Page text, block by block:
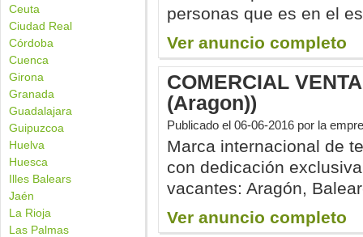
Ceuta
Ciudad Real
Córdoba
Cuenca
Girona
Granada
Guadalajara
Guipuzcoa
Huelva
Huesca
Illes Balears
Jaén
La Rioja
Las Palmas
personas que es en el
Ver anuncio completo
COMERCIAL
(Aragon))
Publicado el 06-06-2016 por la
Marca internacional de
con dedicación
vacantes: Aragón,
Ver anuncio completo